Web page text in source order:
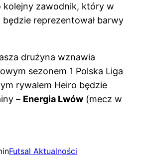
kolejny zawodnik, który w
będzie reprezentował barwy
drużyna wznawia
sezonem 1 Polska Liga
rywalem Heiro będzie
– Energia Lwów (mecz w
Futsal Aktualności